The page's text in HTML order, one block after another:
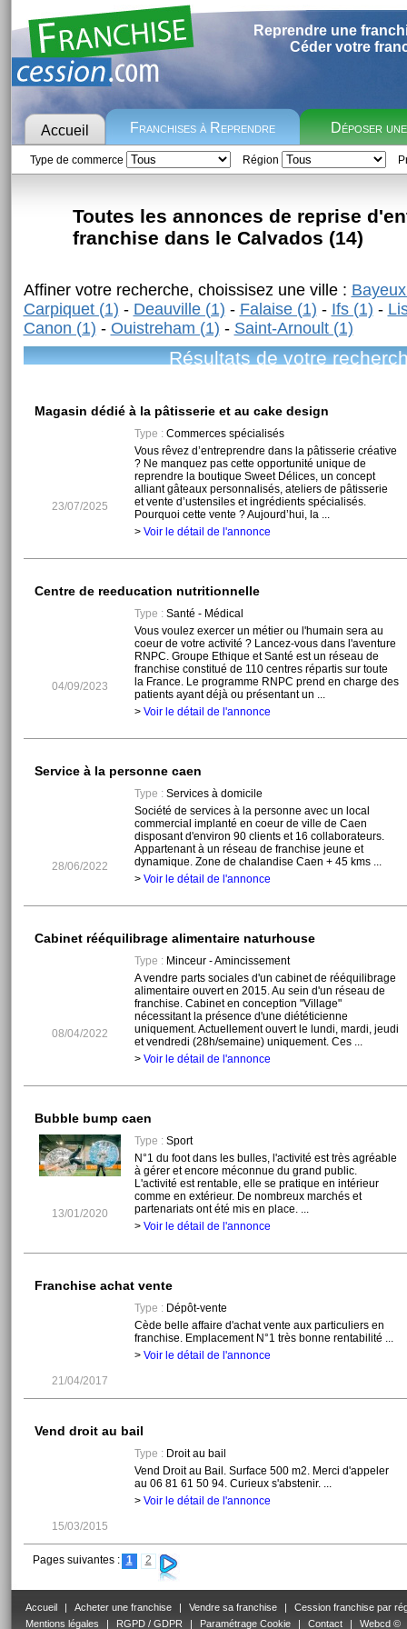
Reprendre une
Céder votre
Accueil Franchises à Reprendre Déposer
Type de commerce Région
Toutes les annonces de reprise
franchise dans le Calvados (14)
Affiner votre recherche, choissisez une ville :
Carpiquet (1) - Deauville (1) - Falaise (1) - Ifs (1) -
Canon (1) - Ouistreham (1) - Saint-Arnoult (1)
Résultats de votre
Magasin dédié à la pâtisserie et au cake design
23/07/2025
Type :Commerces spécialisés
Vous rêvez d’entreprendre dans la pâtisserie créative
? Ne manquez pas cette opportunité unique de
reprendre la boutique Sweet Délices, un concept
alliant gâteaux personnalisés, ateliers de pâtisserie
et vente d’ustensiles et ingrédients spécialisés.
Pourquoi cette vente ? Aujourd’hui, la ...
> Voir le détail de l'annonce
Centre de reeducation nutritionnelle
04/09/2023
Type :Santé - Médical
Vous voulez exercer un métier ou l'humain sera au
coeur de votre activité ? Lancez-vous dans l'aventure
RNPC. Groupe Ethique et Santé est un réseau de
franchise constitué de 110 centres répartis sur toute
la France. Le programme RNPC prend en charge des
patients ayant déjà ou présentant un ...
> Voir le détail de l'annonce
Service à la personne caen
28/06/2022
Type :Services à domicile
Société de services à la personne avec un local
commercial implanté en coeur de ville de Caen
disposant d'environ 90 clients et 16 collaborateurs.
Appartenant à un réseau de franchise jeune et
dynamique. Zone de chalandise Caen + 45 kms ...
> Voir le détail de l'annonce
Cabinet rééquilibrage alimentaire naturhouse
08/04/2022
Type :Minceur - Amincissement
A vendre parts sociales d'un cabinet de rééquilibrage
alimentaire ouvert en 2015. Au sein d'un réseau de
franchise. Cabinet en conception "Village"
nécessitant la présence d'une diététicienne
uniquement. Actuellement ouvert le lundi, mardi, jeudi
et vendredi (28h/semaine) uniquement. Ces ...
> Voir le détail de l'annonce
Bubble bump caen
13/01/2020
Type :Sport
N°1 du foot dans les bulles, l'activité est très agréable
à gérer et encore méconnue du grand public.
L'activité est rentable, elle se pratique en intérieur
comme en extérieur. De nombreux marchés et
partenariats ont été mis en place. ...
> Voir le détail de l'annonce
Franchise achat vente
21/04/2017
Type :Dépôt-vente
Cède belle affaire d'achat vente aux particuliers en
franchise. Emplacement N°1 très bonne rentabilité ...
> Voir le détail de l'annonce
Vend droit au bail
15/03/2015
Type :Droit au bail
Vend Droit au Bail. Surface 500 m2. Merci d'appeler
au 06 81 61 50 94. Curieux s'abstenir. ...
> Voir le détail de l'annonce
Pages suivantes : 1 2
Accueil Acheter une franchise Vendre sa franchise
Cession franchise par
Mentions légales
RGPD / GDPR Paramétrage Cookie Contact Webcd ©